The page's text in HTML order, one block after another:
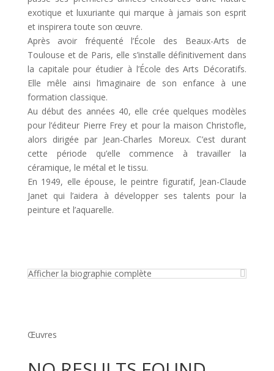
exotique et luxuriante qui marque à jamais son esprit
et inspirera toute son œuvre.
Après avoir fréquenté l’École des Beaux-Arts de
Toulouse et de Paris, elle s’installe définitivement dans
la capitale pour étudier à l’École des Arts Décoratifs.
Elle mêle ainsi l’imaginaire de son enfance à une
formation classique.
Au début des années 40, elle crée quelques modèles
pour l’éditeur Pierre Frey et pour la maison Christofle,
alors dirigée par Jean-Charles Moreux. C’est durant
cette période qu’elle commence à travailler la
céramique, le métal et le tissu.
En 1949, elle épouse, le peintre figuratif, Jean-Claude
Janet qui l’aidera à développer ses talents pour la
peinture et l’aquarelle.
Afficher la biographie complète
Œuvres